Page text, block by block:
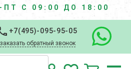
ПТ С 09:00 ДО 18:00
+7(495)-095-95-05
заказать обратный звонок